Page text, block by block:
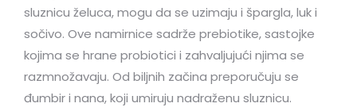
sluznicu želuca, mogu da se uzimaju i špargla, luk i
sočivo. Ove namirnice sadrže prebiotike, sastojke
kojima se hrane probiotici i zahvaljujući njima se
razmnožavaju. Od biljnih začina preporučuju se
đumbir i nana, koji umiruju nadraženu sluznicu.